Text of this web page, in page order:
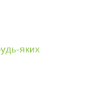
яких